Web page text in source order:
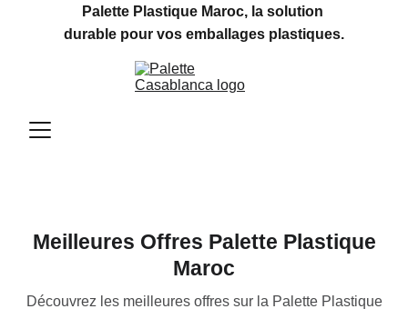
Palette Plastique Maroc, la solution
durable pour vos emballages plastiques.
Meilleures Offres Palette Plastique
Maroc
Découvrez les meilleures offres sur la Palette Plastique